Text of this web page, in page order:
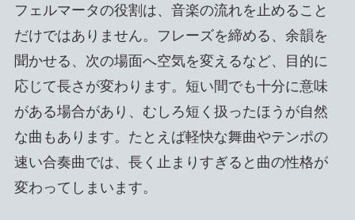
フェルマータの役割は、音楽の流れを止めること
だけではありません。フレーズを締める、余韻を
聞かせる、次の場面へ空気を変えるなど、目的に
応じて長さが変わります。短い間でも十分に意味
がある場合があり、むしろ短く扱ったほうが自然
な曲もあります。たとえば軽快な舞曲やテンポの
速い合奏曲では、長く止まりすぎると曲の性格が
変わってしまいます。